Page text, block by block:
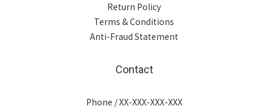
Return Policy
Terms & Conditions
Anti-Fraud Statement
Contact
Phone / XX-XXX-XXX-XXX